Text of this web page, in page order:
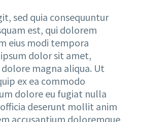
sed quia consequuntur
est, qui dolorem
eius modi tempora
dolor sit amet,
magna aliqua. Ut
ex ea commodo
dolore eu fugiat nulla
deserunt mollit anim
accusantium doloremque